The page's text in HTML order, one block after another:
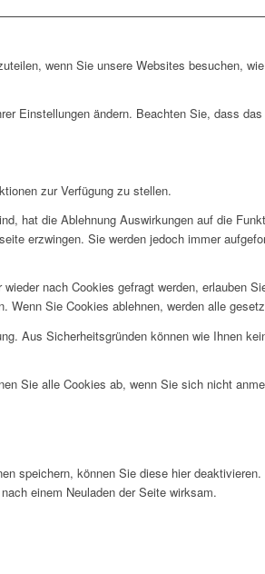
wenn Sie unsere Websites besuchen,
Einstellungen ändern. Beachten Sie, dass
zur Verfügung zu stellen.
hat die Ablehnung Auswirkungen auf die
erzwingen. Sie werden jedoch immer
nach Cookies gefragt werden, erlauben
Sie Cookies ablehnen, werden alle
Aus Sicherheitsgründen können wie Ihnen
Sie alle Cookies ab, wenn Sie sich nicht
speichern, können Sie diese hier
einem Neuladen der Seite wirksam.